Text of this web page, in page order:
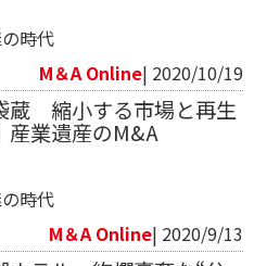
時代
M＆A Online| 2020/10/19
蔵 縮小する市場と再生
産業遺産のM&A
時代
M＆A Online| 2020/9/13